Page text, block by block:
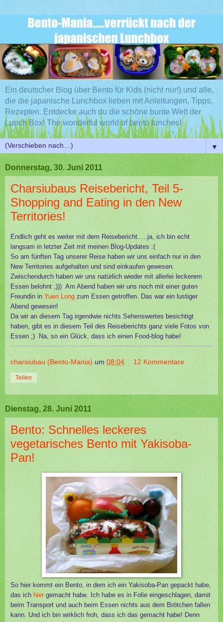
Ein deutscher Blog über Bento für Kids (nicht nur!) und alle,
die die japanische Lunchbox lieben mit Anleitungen, Tipps,
Rezepten. Entdecke auch du die schöne bunte Welt der
Lunch Box! The wonderful world of bento lunches!
▼
Donnerstag, 30. Juni 2011
Charsiubaus Reisebericht, Teil 5-
Shopping and Eating in den New
Territories!
Endlich geht es weiter mit dem Reisebericht.....ja, ich bin echt
langsam in letzter Zeit mit meinen Blog-Updates :(
So am fünften Tag unserer Reise haben wir uns einfach nur in den
New Territories aufgehalten und sind einkaufen gewesen.
Zwischendurch haben wir uns natürlich wieder mit allerlei leckerem
Essen belohnt ;))) Am Abend haben wir uns noch mit einer guten
Freundin in Yuen Long zum Essen getroffen. Das war ein lustiger
Abend gewesen!
Da wir an diesem Tag irgendwie nichts Sehenswertes besichtigt
haben, gibt es in diesem Teil des Reiseberichts ganz viele Fotos von
Essen ;) Na, so ein Glück, dass ich einen Food-blog habe!
charsiubau (Bento-Mania) um 08:04 12 Kommentare
Teilen
Dienstag, 28. Juni 2011
Bento: Schnelles leckeres
vegetarisches Bento mit Yakisoba-
Pan!
So hier kommt ein Bento, in dem ich ein Yakisoba-Pan gepackt habe,
das ich hiergemacht habe. Ich habe es in Folie eingeschlagen, damit
beim Transport und auch beim Essen nichts aus dem Brötchen fallen
kann. Und ich bin wirklich froh, dass ich das gemacht habe! Denn